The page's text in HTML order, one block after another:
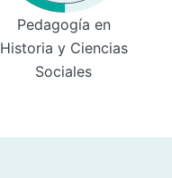
Pedagogía en
Historia y Ciencias
Sociales